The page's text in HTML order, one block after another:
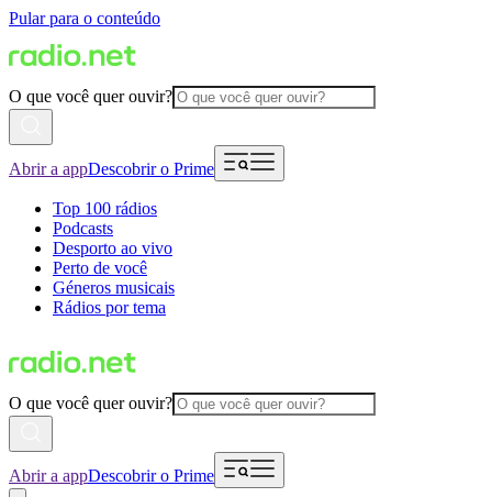
Pular para o conteúdo
O que você quer ouvir?
Abrir a appDescobrir o Prime
Top 100 rádios
Podcasts
Desporto ao vivo
Perto de você
Géneros musicais
Rádios por tema
O que você quer ouvir?
Abrir a appDescobrir o Prime